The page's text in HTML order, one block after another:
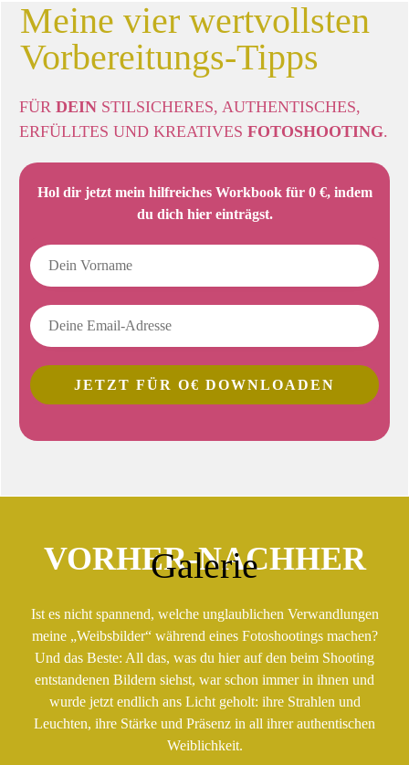
Meine vier wertvollsten
Vorbereitungs-Tipps
FÜR DEIN STILSICHERES, AUTHENTISCHES,
ERFÜLLTES UND KREATIVES FOTOSHOOTING.
Hol dir jetzt mein hilfreiches Workbook für 0 €, indem
du dich hier einträgst.
JETZT FÜR O€ DOWNLOADEN
VORHER-NACHHER
Galerie
Ist es nicht spannend, welche unglaublichen Verwandlungen
meine „Weibsbilder“ während eines Fotoshootings machen?
Und das Beste: All das, was du hier auf den beim Shooting
entstandenen Bildern siehst, war schon immer in ihnen und
wurde jetzt endlich ans Licht geholt: ihre Strahlen und
Leuchten, ihre Stärke und Präsenz in all ihrer authentischen
Weiblichkeit.